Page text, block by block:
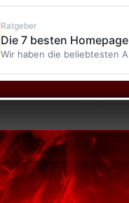
Ratgeber
Die 7 besten
Wir haben die beliebtesten